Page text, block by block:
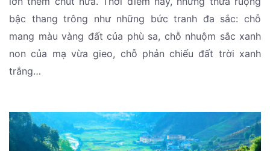
bậc thang trông như những bức tranh đa sắc: chỗ
mang màu vàng đất của phù sa, chỗ nhuộm sắc xanh
non của mạ vừa gieo, chỗ phản chiếu đất trời xanh
trắng…